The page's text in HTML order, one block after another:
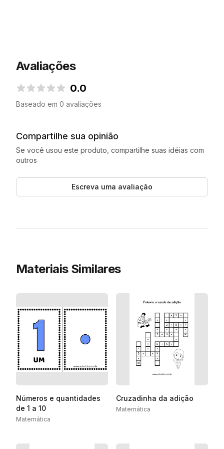
Avaliações
0.0
Baseado em 0 avaliações
Compartilhe sua opinião
Se você usou este produto, compartilhe suas idéias com
outros
Escreva uma avaliação
Materiais Similares
Números e quantidades
de 1 a 10
Matemática
Cruzadinha da adição
Matemática